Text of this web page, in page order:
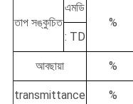
তাপ সঙ্কুচিত
এমডি
%
: TD
আবছায়া %
transmittance %